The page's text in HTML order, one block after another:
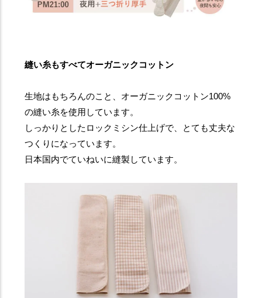
縫い糸もすべてオーガニックコットン
生地はもちろんのこと、オーガニックコットン100%
の縫い糸を使用しています。
しっかりとしたロックミシン仕上げで、とても丈夫な
つくりになっています。
日本国内でていねいに縫製しています。